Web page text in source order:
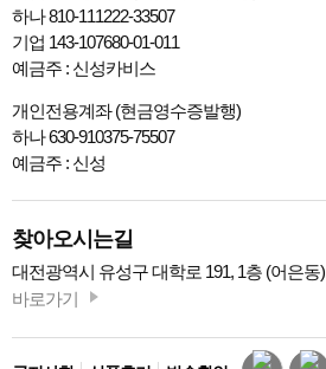
하나 810-111222-33507
기업 143-107680-01-011
예금주 : 신성카비스
개인전용계좌 (현금영수증발행)
하나 630-910375-75507
예금주 : 신성
찾아오시는길
대전광역시 유성구 대학로 191, 1층 (어은동)
바로가기